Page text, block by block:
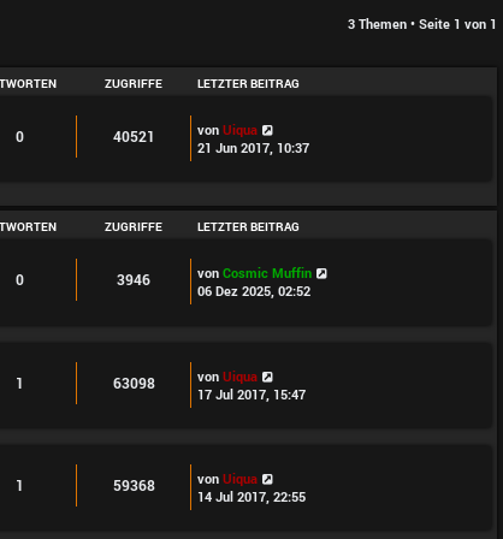
3 Themen • Seite 1 von 1
ZUGRIFFE LETZTER BEITRAG
0 40521 von Uiqua
21 Jun 2017, 10:37
ZUGRIFFE LETZTER BEITRAG
0 3946 von Cosmic Muffin
06 Dez 2025, 02:52
1 63098 von Uiqua
17 Jul 2017, 15:47
1 59368 von Uiqua
14 Jul 2017, 22:55